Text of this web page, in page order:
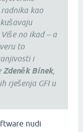
kao
no ikad – a
to
i
Zdeněk Bínek,
rješenja GFI u
nudi